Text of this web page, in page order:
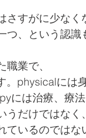
すがに少なく
つ、という認識
業で、
physicalには
には治療、療
うだけではなく
ているのではな